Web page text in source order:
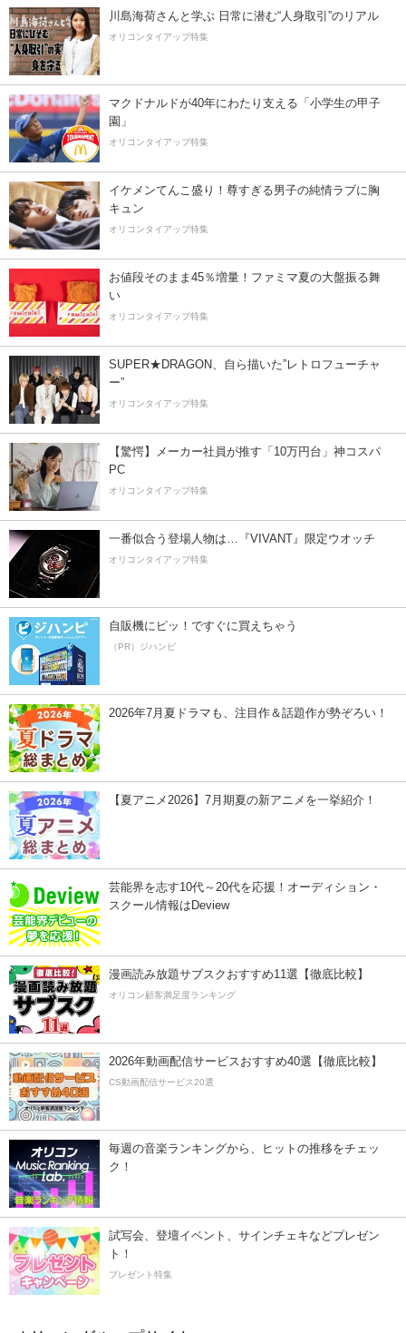
川島海荷さんと学ぶ 日常に潜む“人身取引”のリアル
オリコンタイアップ特集
マクドナルドが40年にわたり支える「小学生の甲子
園」
オリコンタイアップ特集
イケメンてんこ盛り！尊すぎる男子の純情ラブに胸
キュン
オリコンタイアップ特集
お値段そのまま45％増量！ファミマ夏の大盤振る舞
い
オリコンタイアップ特集
SUPER★DRAGON、自ら描いた”レトロフューチャ
ー”
オリコンタイアップ特集
【驚愕】メーカー社員が推す「10万円台」神コスパ
PC
オリコンタイアップ特集
一番似合う登場人物は…『VIVANT』限定ウオッチ
オリコンタイアップ特集
自販機にピッ！ですぐに買えちゃう
（PR）ジハンピ
2026年7月夏ドラマも、注目作＆話題作が勢ぞろい！
【夏アニメ2026】7月期夏の新アニメを一挙紹介！
芸能界を志す10代～20代を応援！オーディション・
スクール情報はDeview
漫画読み放題サブスクおすすめ11選【徹底比較】
オリコン顧客満足度ランキング
2026年動画配信サービスおすすめ40選【徹底比較】
CS動画配信サービス20選
毎週の音楽ランキングから、ヒットの推移をチェッ
ク！
試写会、登壇イベント、サインチェキなどプレゼン
ト！
プレゼント特集